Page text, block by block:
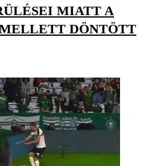
MIATT A
DÖNTÖTT